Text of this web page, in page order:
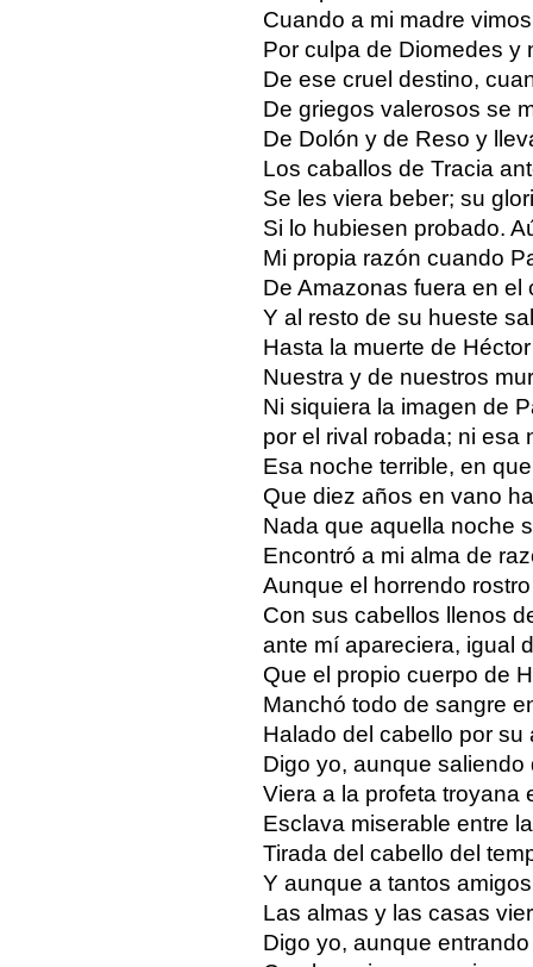
Cuando a mi madre
Por culpa de Diomedes y
De ese cruel destino,
De griegos valerosos se
De Dolón y de Reso y
Los caballos de Tracia
Se les viera beber; su
Si lo hubiesen probado.
Mi propia razón cuando
De Amazonas fuera en el
Y al resto de su hueste
Hasta la muerte de
Nuestra y de nuestros
Ni siquiera la imagen de
por el rival robada; ni esa
Esa noche terrible, en
Que diez años en vano
Nada que aquella noche
Encontró a mi alma de
Aunque el horrendo
Con sus cabellos llenos
ante mí apareciera, igual
Que el propio cuerpo de
Manchó todo de sangre
Halado del cabello por su
Digo yo, aunque saliendo
Viera a la profeta troyana
Esclava miserable entre
Tirada del cabello del
Y aunque a tantos
Las almas y las casas
Digo yo, aunque